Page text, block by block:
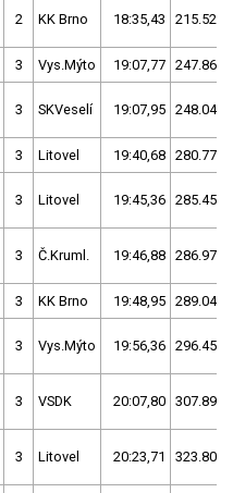
2 KK Brno 18:35,43 215.52/
3 Vys.Mýto 19:07,77 247.86/
3 SKVeselí 19:07,95 248.04/
3 Litovel 19:40,68 280.77/
3 Litovel 19:45,36 285.45/
3 Č.Kruml. 19:46,88 286.97/
3 KK Brno 19:48,95 289.04/
3 Vys.Mýto 19:56,36 296.45/
3 VSDK 20:07,80 307.89/
3 Litovel 20:23,71 323.80/